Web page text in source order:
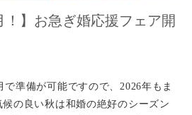
！】お急ぎ婚応援フェア開
準備が可能ですので、2026年もま
の良い秋は和婚の絶好のシーズン